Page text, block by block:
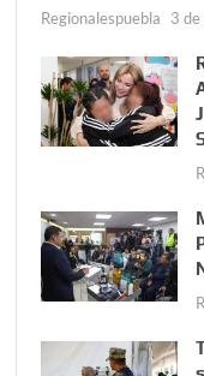
Regionalespuebla 3